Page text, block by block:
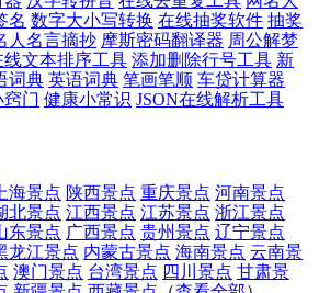
名 数字大小写转换 在线抽奖软件 抽奖
人名言摘抄 摩斯密码翻译器 周公解梦
线文本排序工具 添加删除行号工具 新
词典 英语词典 笔画笔顺 车贷计算器
门 健康小常识 JSON在线解析工具
上海景点 陕西景点 重庆景点 河南景点
北景点 江西景点 江苏景点 浙江景点
东景点 广西景点 贵州景点 辽宁景点
龙江景点 内蒙古景点 海南景点 云南景
澳门景点 台湾景点 四川景点 甘肃景